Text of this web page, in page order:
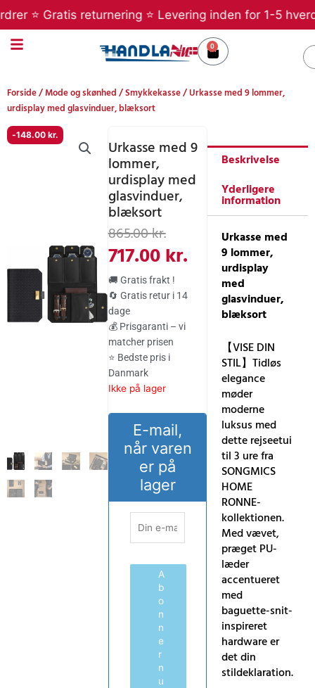
til
indholdet
Gratis returnering ⭐ Levering inden for 1-5
0
Kurv
Forside/Mode og skønhed/Smykkekasse/ Urkasse med 9 lommer,
urdisplay med glasvinduer, blæksort
-148.00 kr.
Urkasse med 9
lommer,
urdisplay med
glasvinduer,
blæksort
865.00kr.Den
oprindelige
pris
var:
865.00 kr..
717.00kr.aktuelle
er:
717.00 kr..
🚚 Gratis frakt !
🔄 Gratis retur i 14
dage
💰 Prisgaranti – vi
matcher prisen
⭐ Bedste pris i
Danmark
Ikke på lager
E-mail,
når varen
er på
lager
A
b
o
n
n
e
r
n
u
Beskrivelse
Yderligere
information
Urkasse med
9 lommer,
urdisplay
med
glasvinduer,
blæksort
【VISE DIN
STIL】Tidløs
elegance
møder
moderne
luksus med
dette rejseetui
til 3 ure fra
SONGMICS
HOME
RONNE-
kollektionen.
Med vævet,
præget PU-
læder
accentueret
med
baguette-snit-
inspireret
hardware er
det din
stildeklaration.